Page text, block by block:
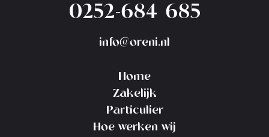
0252-684 685
info@oreni.nl
Home
Zakelijk
Particulier
Hoe werken wij